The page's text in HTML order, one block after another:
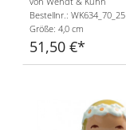
Bestellnr.: WK634_70_25
Größe: 4,0 cm
51,50 €